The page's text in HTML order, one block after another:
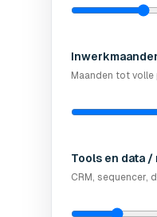
Maanden tot
Tools en data /
CRM, sequencer,